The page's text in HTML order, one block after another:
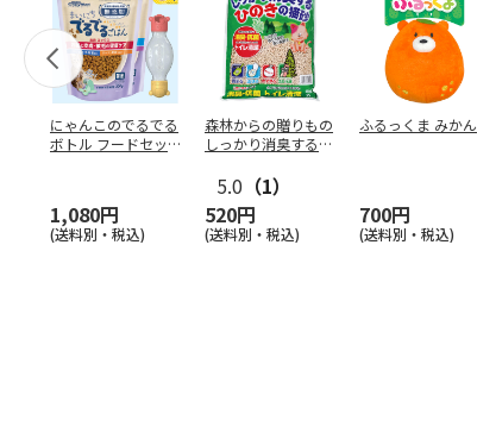
にゃんこのでるでる
ボトル フードセッ
1,080円
(送料別・税込)
森林からの贈りもの
しっかり消臭するひ
5.0 （1）
520円
(送料別・税込)
ふるっくま みかん
700円
(送料別・税込)